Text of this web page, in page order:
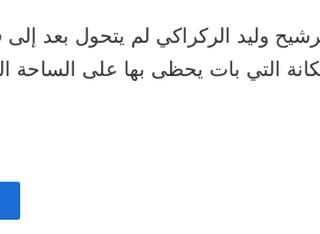
وليد الركراكي لم يتحول بعد
التي بات يحظى بها على الساحة